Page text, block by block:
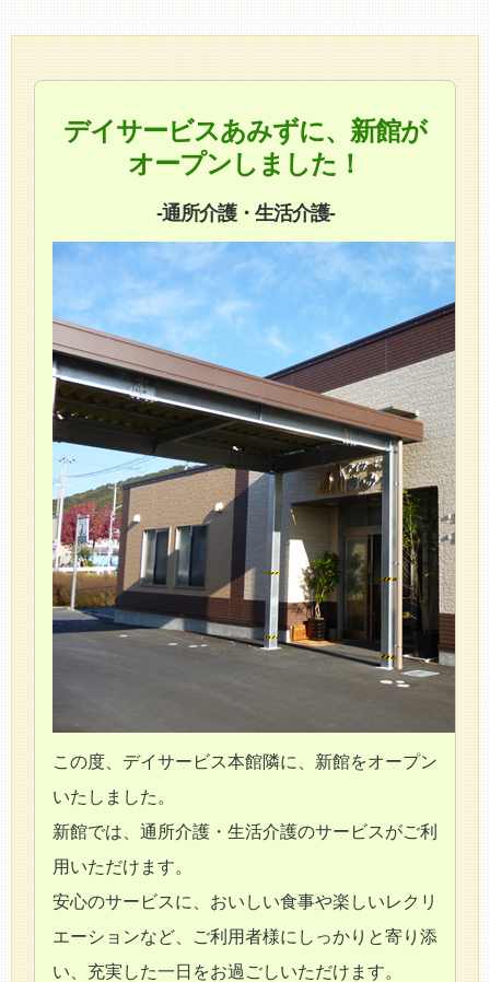
デイサービスあみずに、新館が
オープンしました！
-通所介護・生活介護-
この度、デイサービス本館隣に、新館をオープン
いたしました。
新館では、通所介護・生活介護のサービスがご利
用いただけます。
安心のサービスに、おいしい食事や楽しいレクリ
エーションなど、ご利用者様にしっかりと寄り添
い、充実した一日をお過ごしいただけます。